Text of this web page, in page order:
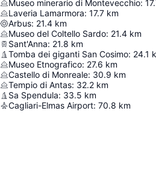
Museo minerario di Montevecchio:
Laveria Lamarmora: 17.7 km
Arbus: 21.4 km
Museo del Coltello Sardo: 21.4 km
Sant'Anna: 21.8 km
Tomba dei giganti San Cosimo: 24.1
Museo Etnografico: 27.6 km
Castello di Monreale: 30.9 km
Tempio di Antas: 32.2 km
Sa Spendula: 33.5 km
Cagliari-Elmas Airport: 70.8 km